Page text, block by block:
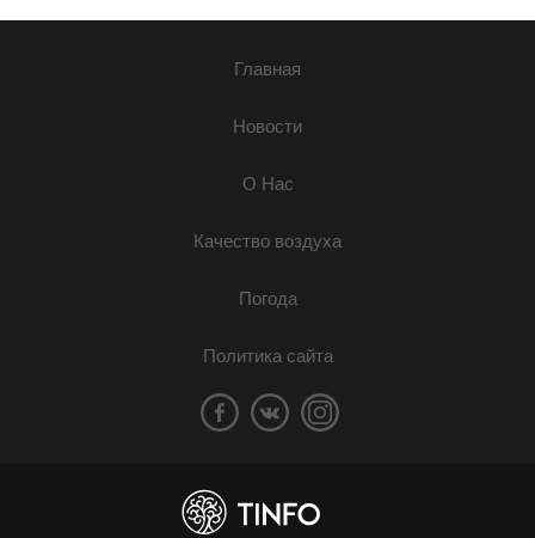
Главная
Новости
О Нас
Качество воздуха
Погода
Политика сайта